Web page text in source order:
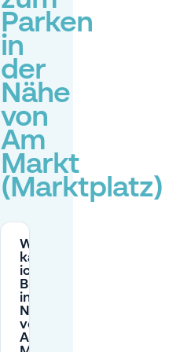
Parken
in
der
Nähe
von
Am
Markt
(Marktplatz)
Wo
kann
ich in
Bremen
in der
Nähe
vom
Am